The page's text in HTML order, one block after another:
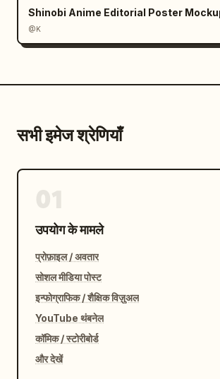
Shinobi Anime Editorial Poster
@K
सभी इमेज श्रेणियाँ
उपयोग के मामले
प्रोफ़ाइल / अवतार
सोशल मीडिया पोस्ट
इन्फोग्राफिक / शैक्षिक विज़ुअल
YouTube थंबनेल
कॉमिक / स्टोरीबोर्ड
और देखें